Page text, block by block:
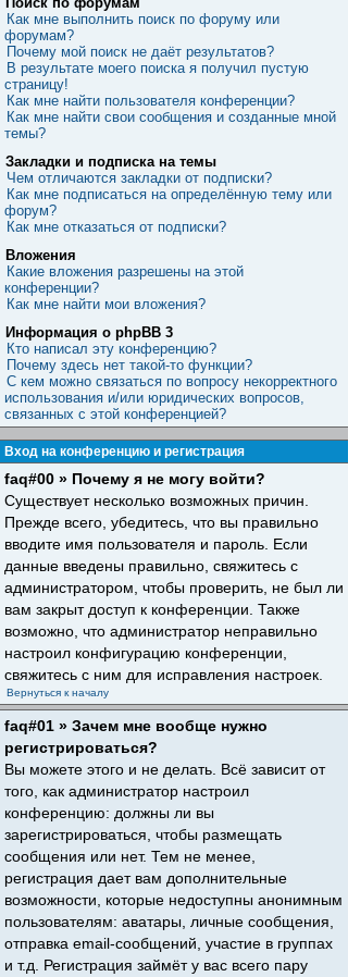
Как мне выполнить поиск по форуму или
форумам?
Почему мой поиск не даёт результатов?
В результате моего поиска я получил пустую
страницу!
Как мне найти пользователя конференции?
Как мне найти свои сообщения и созданные мной
темы?
Закладки и подписка на темы
Чем отличаются закладки от подписки?
Как мне подписаться на определённую тему или
форум?
Как мне отказаться от подписки?
Вложения
Какие вложения разрешены на этой
конференции?
Как мне найти мои вложения?
Информация о phpBB 3
Кто написал эту конференцию?
Почему здесь нет такой-то функции?
С кем можно связаться по вопросу некорректного
использования и/или юридических вопросов,
связанных с этой конференцией?
Вход на конференцию и регистрация
faq#00 » Почему я не могу войти?
Существует несколько возможных причин.
Прежде всего, убедитесь, что вы правильно
вводите имя пользователя и пароль. Если
данные введены правильно, свяжитесь с
администратором, чтобы проверить, не был ли
вам закрыт доступ к конференции. Также
возможно, что администратор неправильно
настроил конфигурацию конференции,
свяжитесь с ним для исправления настроек.
Вернуться к началу
faq#01 » Зачем мне вообще нужно
регистрироваться?
Вы можете этого и не делать. Всё зависит от
того, как администратор настроил
конференцию: должны ли вы
зарегистрироваться, чтобы размещать
сообщения или нет. Тем не менее,
регистрация дает вам дополнительные
возможности, которые недоступны анонимным
пользователям: аватары, личные сообщения,
отправка email-сообщений, участие в группах
и т.д. Регистрация займёт у вас всего пару